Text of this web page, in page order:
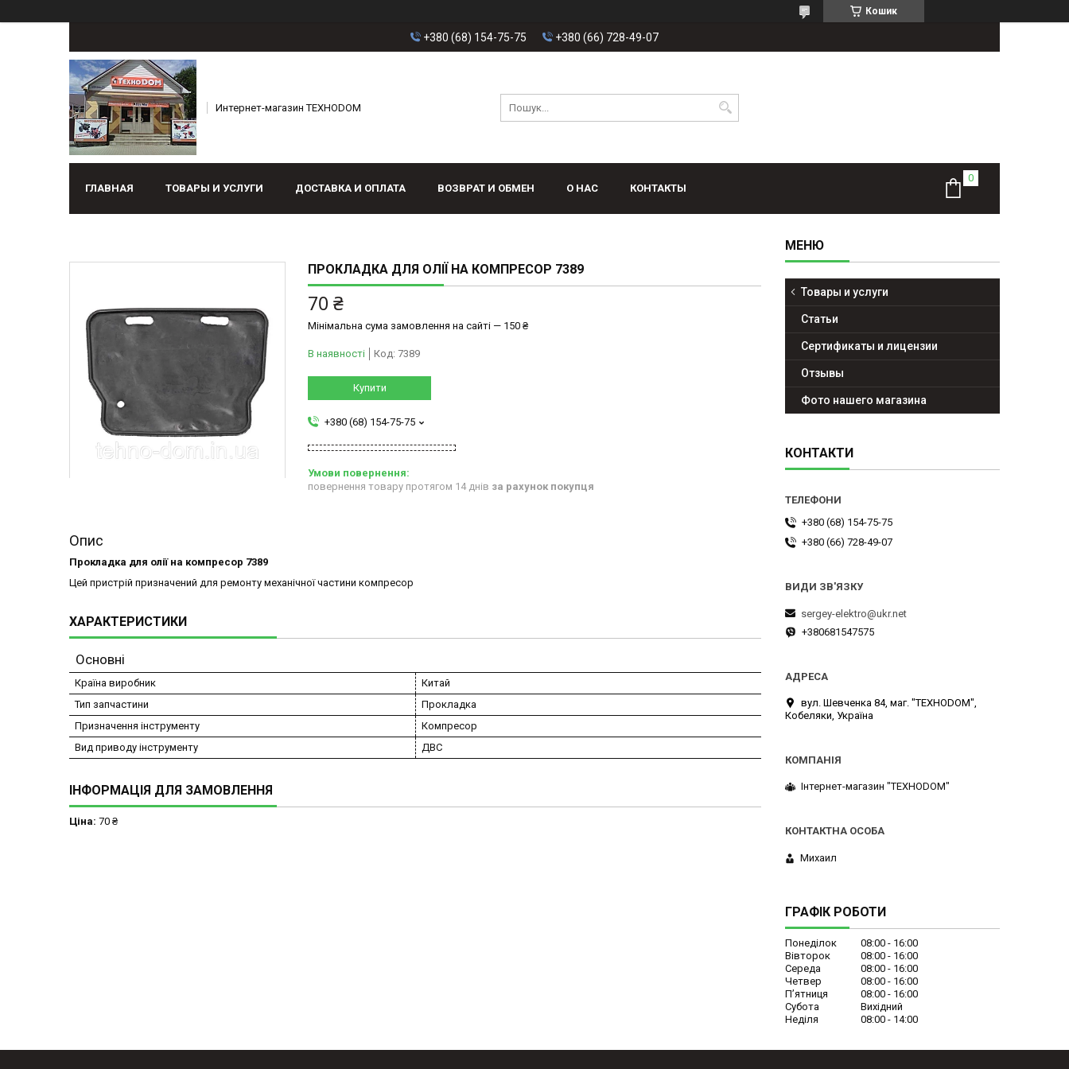
Кошик
+380 (68) 154-75-75 +380 (66) 728-49-07
Интернет-магазин ТЕХНОDOM
ГЛАВНАЯ ТОВАРЫ И УСЛУГИ ДОСТАВКА И ОПЛАТА ВОЗВРАТ И ОБМЕН О НАС КОНТАКТЫ
ПРОКЛАДКА ДЛЯ ОЛІЇ НА КОМПРЕСОР 7389
70 ₴
Мінімальна сума замовлення на сайті — 150 ₴
В наявності Код: 7389
Купити
+380 (68) 154-75-75
повернення товару протягом 14 днів за рахунок покупця
Опис
Прокладка для олії на компресор 7389
Цей пристрій призначений для ремонту механічної частини компресор
ХАРАКТЕРИСТИКИ
Основні
Країна виробник
Китай
Тип запчастини
Прокладка
Призначення інструменту
Компресор
Вид приводу інструменту
ДВС
ІНФОРМАЦІЯ ДЛЯ ЗАМОВЛЕННЯ
Ціна: 70 ₴
Товары и услуги
Статьи
Сертификаты и лицензии
Отзывы
Фото нашего магазина
КОНТАКТИ
+380 (68) 154-75-75
+380 (66) 728-49-07
sergey-elektro@ukr.net
+380681547575
вул. Шевченка 84, маг. "ТЕХНОDOM",
Кобеляки, Україна
Інтернет-магазин "ТЕХНОDOM"
Михаил
ГРАФІК РОБОТИ
Понеділок 08:00
16:00
Вівторок
08:00
16:00
Середа
08:00
16:00
Четвер
08:00
16:00
Пʼятниця
08:00
16:00
Субота
Вихідний
Неділя
08:00 14:00